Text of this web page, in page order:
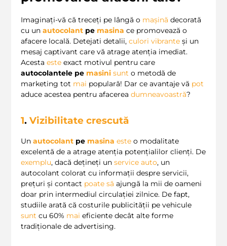
Imaginați-vă că treceți pe lângă o mașină decorată
cu un autocolant pe masina ce promovează o
afacere locală. Detejati detalii, culori vibrante și un
mesaj captivant care vă atrage atenția imediat.
Acesta este exact motivul pentru care
autocolantele pe masini sunt o metodă de
marketing tot mai populară! Dar ce avantaje vă pot
aduce acestea pentru afacerea dumneavoastră?
1. Vizibilitate crescută
Un autocolant pe masina este o modalitate
excelentă de a atrage atenția potențialilor clienți. De
exemplu, dacă dețineți un service auto, un
autocolant colorat cu informații despre servicii,
prețuri și contact poate să ajungă la mii de oameni
doar prin intermediul circulației zilnice. De fapt,
studiile arată că costurile publicității pe vehicule
sunt cu 60% mai eficiente decât alte forme
tradiționale de advertising.